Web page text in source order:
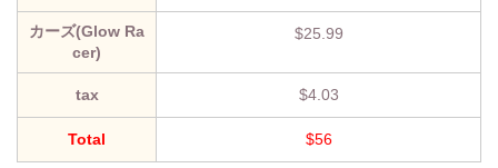
カーズ(Glow Ra
cer)
$25.99
tax $4.03
Total $56